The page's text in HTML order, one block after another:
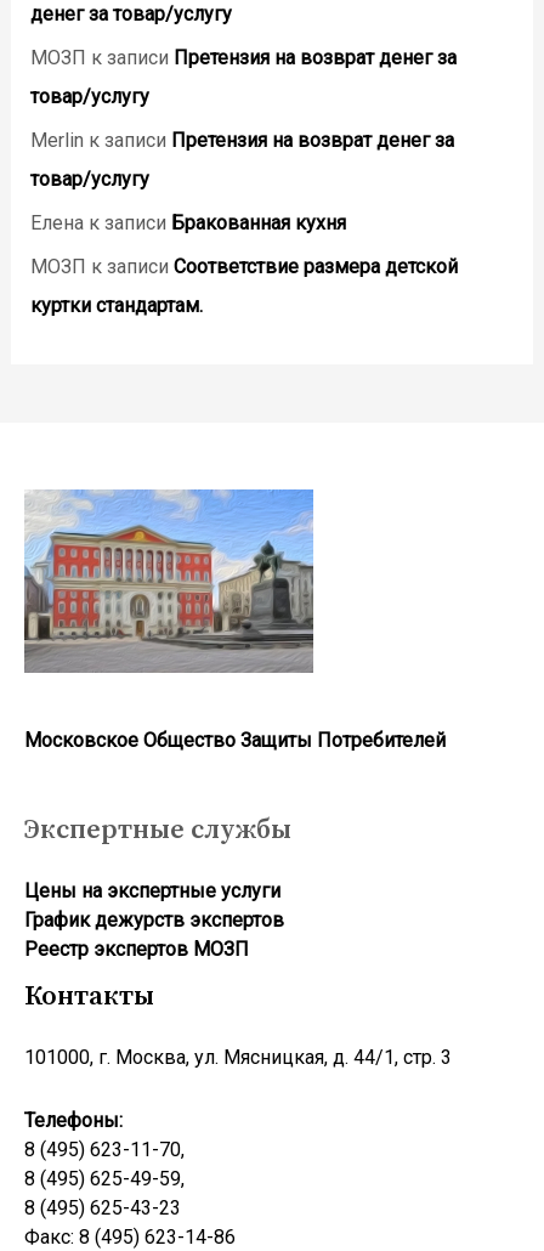
денег за товар/услугу
МОЗП к записи Претензия на возврат денег за
товар/услугу
Merlin к записи Претензия на возврат денег за
товар/услугу
Еленак записи Бракованная кухня
МОЗП к записи Соответствие размера детской
куртки стандартам.
Московское Общество Защиты Потребителей
Экспертные службы
Цены на экспертные услуги
График дежурств экспертов
Реестр экcпертов МОЗП
Контакты
101000, г. Москва, ул. Мясницкая, д. 44/1, стр. 3
Телефоны:
8 (495) 623-11-70,
8 (495) 625-49-59,
8 (495) 625-43-23
Факс: 8 (495) 623-14-86